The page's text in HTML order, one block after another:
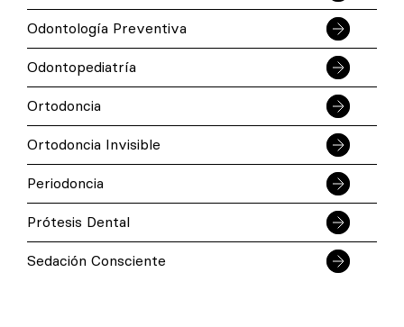
Odontología Preventiva
Odontopediatría
Ortodoncia
Ortodoncia Invisible
Periodoncia
Prótesis Dental
Sedación Consciente